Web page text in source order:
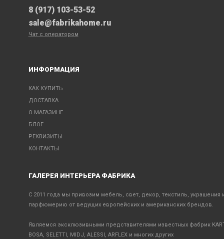
8 (917) 103-53-52
sale@fabrikahome.ru
Чат с оператором
ИНФОРМАЦИЯ
КАК КУПИТЬ
ДОСТАВКА
О МАГАЗИНЕ
БЛОГ
РЕКВИЗИТЫ
КОНТАКТЫ
ГАЛЕРЕЯ ИНТЕРЬЕРА ФАБРИКА
С 2011 года мы привозим мебель, свет, декор, текстиль, украшения
парфюмерию от ведущих европейских и американских брендов.
Являемся эксклюзивными представителями известных фабрик
BOSA, SELETTI, MIDJ, ALESSI, ARFLEX и многих других